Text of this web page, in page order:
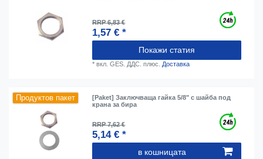
RRP 6,83 €
1,57 € *
Покажи статия
*вкл. GES. ДДС. плюс.Доставка
Продуктов пакет
[Paket] Заключваща гайка 5/8" с шайба под
крана за бира
RRP 7,62 €
5,14 € *
в кошницата